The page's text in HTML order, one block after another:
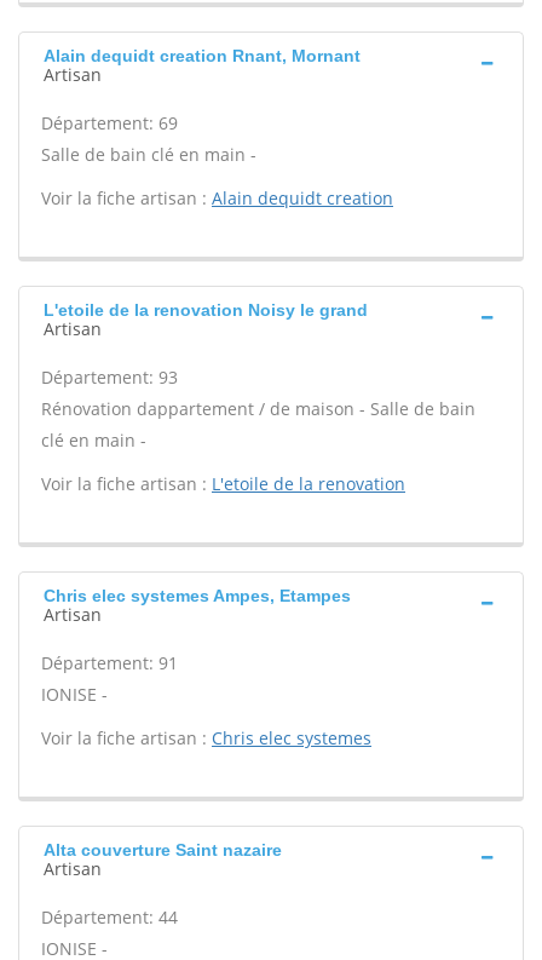
Alain dequidt creation Rnant, Mornant
Artisan
Département: 69
Salle de bain clé en main -
Voir la fiche artisan : Alain dequidt creation
L'etoile de la renovation Noisy le grand
Artisan
Département: 93
Rénovation dappartement / de maison - Salle de bain
clé en main -
Voir la fiche artisan : L'etoile de la renovation
Chris elec systemes Ampes, Etampes
Artisan
Département: 91
IONISE -
Voir la fiche artisan : Chris elec systemes
Alta couverture Saint nazaire
Artisan
Département: 44
IONISE -